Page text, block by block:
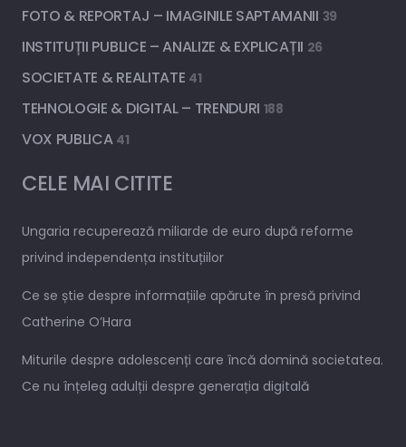
FOTO & REPORTAJ – IMAGINILE SAPTAMANII 39
INSTITUȚII PUBLICE – ANALIZE & EXPLICAȚII 26
SOCIETATE & REALITATE 41
TEHNOLOGIE & DIGITAL – TRENDURI 188
VOX PUBLICA 41
CELE MAI CITITE
Ungaria recuperează miliarde de euro după reforme
privind independența instituțiilor
Ce se știe despre informațiile apărute în presă privind
Catherine O’Hara
Miturile despre adolescenți care încă domină societatea.
Ce nu înțeleg adulții despre generația digitală